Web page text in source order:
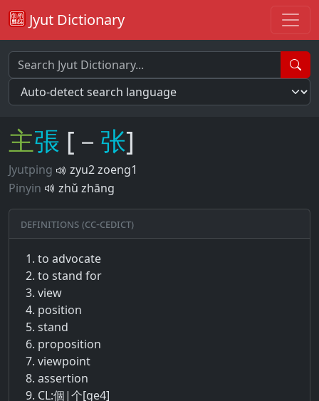
Jyut Dictionary
主張 [－ 张]
Jyutping
zyu2 zoeng1
Pinyin
zhǔ zhāng
Definitions (CC-CEDICT)
to advocate
to stand for
view
position
stand
proposition
viewpoint
assertion
CL:個|个[ge4]